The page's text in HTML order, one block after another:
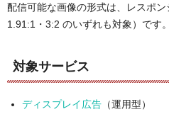
配信可能な画像の形式は、レスポ
1.91:1・3:2 のいずれも対象）です。
対象サービス
ディスプレイ広告 （運用型）